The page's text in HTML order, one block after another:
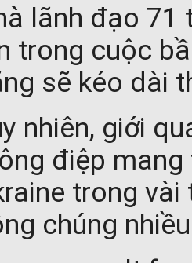
lãnh đạo
trong cuộc
sẽ kéo dài
nhiên, giới
điệp
trong
chúng